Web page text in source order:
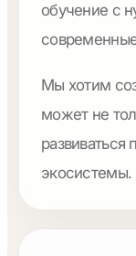
обучение с
Мы хотим
может не
развиваться
экосистемы.